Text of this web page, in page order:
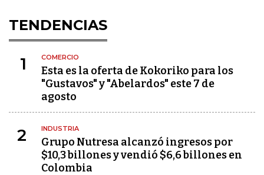
TENDENCIAS
1 COMERCIO
Esta es la oferta de Kokoriko para los
"Gustavos" y "Abelardos" este 7 de
agosto
2 INDUSTRIA
Grupo Nutresa alcanzó ingresos por
$10,3 billones y vendió $6,6 billones en
Colombia